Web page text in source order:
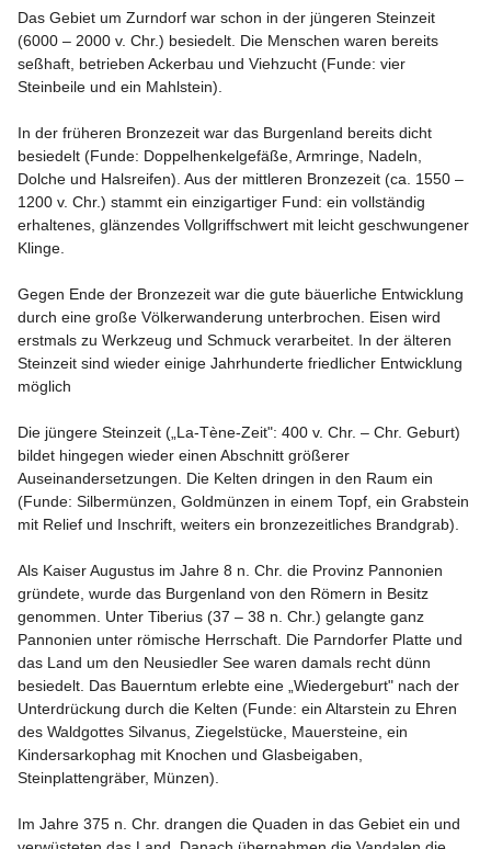
Das Gebiet um Zurndorf war schon in der jüngeren Steinzeit
(6000 – 2000 v. Chr.) besiedelt. Die Menschen waren bereits
seßhaft, betrieben Ackerbau und Viehzucht (Funde: vier
Steinbeile und ein Mahlstein).
In der früheren Bronzezeit war das Burgenland bereits dicht
besiedelt (Funde: Doppelhenkelgefäße, Armringe, Nadeln,
Dolche und Halsreifen). Aus der mittleren Bronzezeit (ca. 1550 –
1200 v. Chr.) stammt ein einzigartiger Fund: ein vollständig
erhaltenes, glänzendes Vollgriffschwert mit leicht geschwungener
Klinge.
Gegen Ende der Bronzezeit war die gute bäuerliche Entwicklung
durch eine große Völkerwanderung unterbrochen. Eisen wird
erstmals zu Werkzeug und Schmuck verarbeitet. In der älteren
Steinzeit sind wieder einige Jahrhunderte friedlicher Entwicklung
möglich
Die jüngere Steinzeit („La-Tène-Zeit": 400 v. Chr. – Chr. Geburt)
bildet hingegen wieder einen Abschnitt größerer
Auseinandersetzungen. Die Kelten dringen in den Raum ein
(Funde: Silbermünzen, Goldmünzen in einem Topf, ein Grabstein
mit Relief und Inschrift, weiters ein bronzezeitliches Brandgrab).
Als Kaiser Augustus im Jahre 8 n. Chr. die Provinz Pannonien
gründete, wurde das Burgenland von den Römern in Besitz
genommen. Unter Tiberius (37 – 38 n. Chr.) gelangte ganz
Pannonien unter römische Herrschaft. Die Parndorfer Platte und
das Land um den Neusiedler See waren damals recht dünn
besiedelt. Das Bauerntum erlebte eine „Wiedergeburt" nach der
Unterdrückung durch die Kelten (Funde: ein Altarstein zu Ehren
des Waldgottes Silvanus, Ziegelstücke, Mauersteine, ein
Kindersarkophag mit Knochen und Glasbeigaben,
Steinplattengräber, Münzen).
Im Jahre 375 n. Chr. drangen die Quaden in das Gebiet ein und